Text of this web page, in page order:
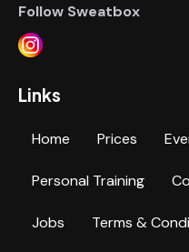
Follow Sweatbox
Links
Home Prices
Personal Training
Jobs Terms &